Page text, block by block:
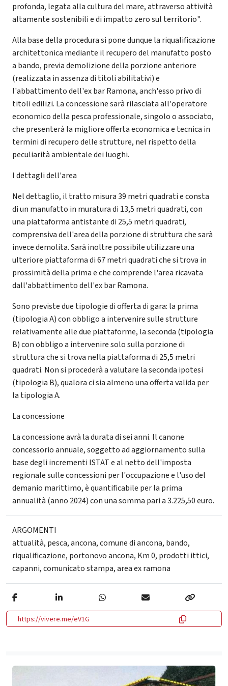
profonda, legata alla cultura del mare, attraverso attività
altamente sostenibili e di impatto zero sul territorio".
Alla base della procedura si pone dunque la riqualificazione
architettonica mediante il recupero del manufatto posto
a bando, previa demolizione della porzione anteriore
(realizzata in assenza di titoli abilitativi) e
l'abbattimento dell'ex bar Ramona, anch'esso privo di
titoli edilizi. La concessione sarà rilasciata all'operatore
economico della pesca professionale, singolo o associato,
che presenterà la migliore offerta economica e tecnica in
termini di recupero delle strutture, nel rispetto della
peculiarità ambientale dei luoghi.
I dettagli dell'area
Nel dettaglio, il tratto misura 39 metri quadrati e consta
di un manufatto in muratura di 13,5 metri quadrati, con
una piattaforma antistante di 25,5 metri quadrati,
comprensiva dell'area della porzione di struttura che sarà
invece demolita. Sarà inoltre possibile utilizzare una
ulteriore piattaforma di 67 metri quadrati che si trova in
prossimità della prima e che comprende l'area ricavata
dall'abbattimento dell'ex bar Ramona.
Sono previste due tipologie di offerta di gara: la prima
(tipologia A) con obbligo a intervenire sulle strutture
relativamente alle due piattaforme, la seconda (tipologia
B) con obbligo a intervenire solo sulla porzione di
struttura che si trova nella piattaforma di 25,5 metri
quadrati. Non si procederà a valutare la seconda ipotesi
(tipologia B), qualora ci sia almeno una offerta valida per
la tipologia A.
La concessione
La concessione avrà la durata di sei anni. Il canone
concessorio annuale, soggetto ad aggiornamento sulla
base degli incrementi ISTAT e al netto dell'imposta
regionale sulle concessioni per l'occupazione e l'uso del
demanio marittimo, è quantificabile per la prima
annualità (anno 2024) con una somma pari a 3.225,50 euro.
ARGOMENTI
attualità, pesca,ancona,comune di ancona, bando,
riqualificazione, portonovo ancona, Km 0, prodotti ittici,
capanni,comunicato stampa,area ex ramona
https://vivere.me/eV1G